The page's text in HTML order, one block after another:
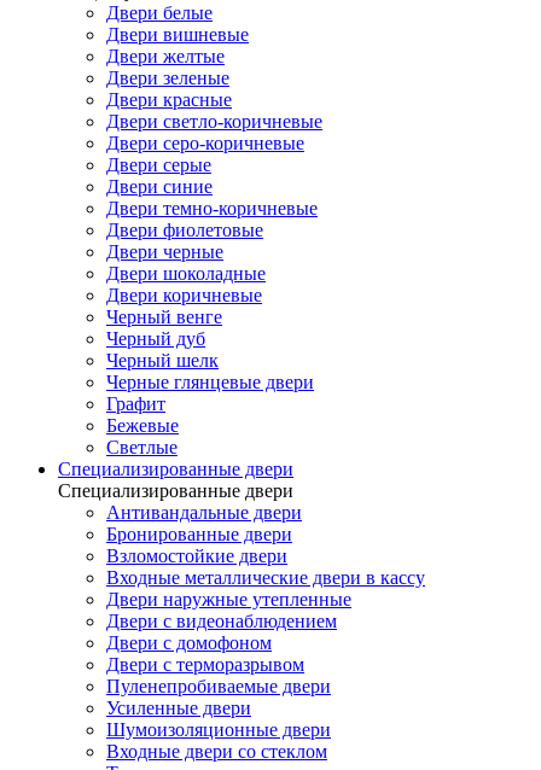
Двери белые
Двери вишневые
Двери желтые
Двери зеленые
Двери красные
Двери светло-коричневые
Двери серо-коричневые
Двери серые
Двери синие
Двери темно-коричневые
Двери фиолетовые
Двери черные
Двери шоколадные
Двери коричневые
Черный венге
Черный дуб
Черный шелк
Черные глянцевые двери
Графит
Бежевые
Светлые
Специализированные двери
Специализированные двери
Антивандальные двери
Бронированные двери
Взломостойкие двери
Входные металлические двери в кассу
Двери наружные утепленные
Двери с видеонаблюдением
Двери с домофоном
Двери с терморазрывом
Пуленепробиваемые двери
Усиленные двери
Шумоизоляционные двери
Входные двери со стеклом